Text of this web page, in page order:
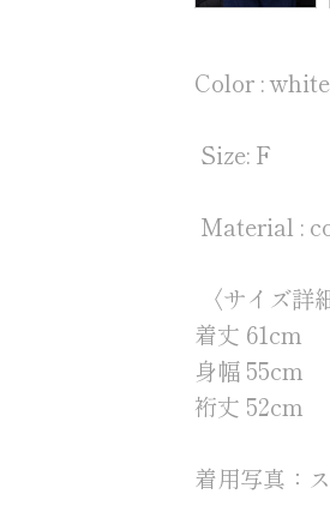
Color : white
Size: F
Material :
〈サイズ詳
着丈 61cm
身幅 55cm
裄丈 52cm
着用写真：